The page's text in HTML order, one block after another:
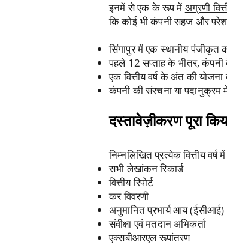
इनमें से एक के रूप में अग्रणी
कि कोई भी कंपनी सहज और
सिंगापुर में एक स्थानीय पंजीकृत
पहले 12 सप्ताह के भीतर,
एक वित्तीय वर्ष के अंत की योजना
कंपनी की संरचना या पदानुक्रम
दस्तावेज़ीकरण पूरा
निम्नलिखित प्रत्येक वित्तीय
सभी लेखांकन रिकार्ड
वित्तीय रिपोर्ट
कर विवरणी
अनुमानित प्रभार्य आय (ईसीआई)
संवीक्षा एवं मतदान अभिकर्ता
एक्सबीआरएल रूपांतरण